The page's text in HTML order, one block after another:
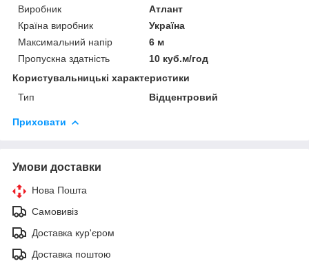
Виробник
Атлант
Країна виробник
Україна
Максимальний напір
6 м
Пропускна здатність
10 куб.м/год
Користувальницькі характеристики
Тип
Відцентровий
Приховати
Умови доставки
Нова Пошта
Самовивіз
Доставка кур'єром
Доставка поштою